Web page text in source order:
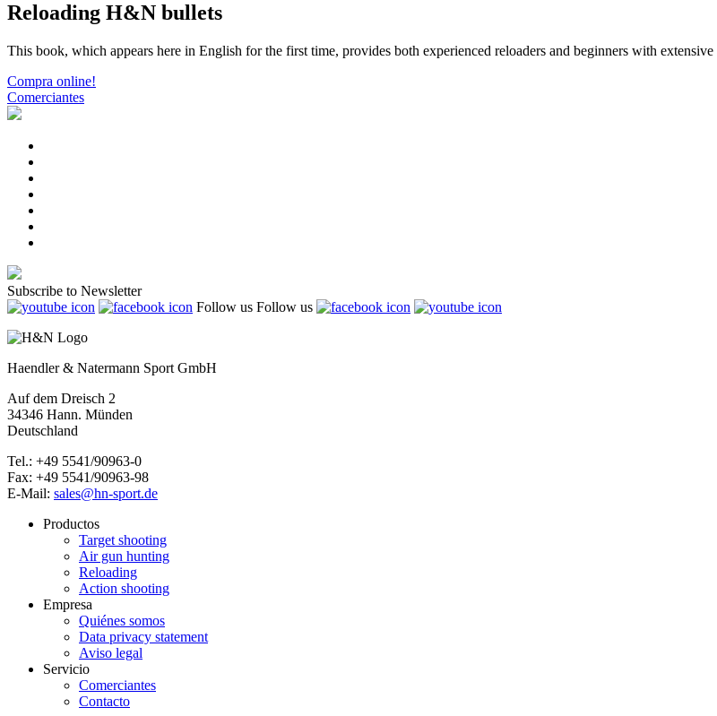
Reloading H&N bullets
This book, which appears here in English for the first time, provides both experienced reloaders and beginners with
Compra online!
Comerciantes
Subscribe to Newsletter
Follow us Follow us
Haendler & Natermann Sport GmbH
Auf dem Dreisch 2
34346 Hann. Münden
Deutschland
Tel.: +49 5541/90963-0
Fax: +49 5541/90963-98
E-Mail: sales@hn-sport.de
Productos
Target shooting
Air gun hunting
Reloading
Action shooting
Empresa
Quiénes somos
Data privacy statement
Aviso legal
Servicio
Comerciantes
Contacto